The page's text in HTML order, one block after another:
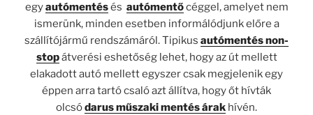
egyautómentésés autómentőcéggel, amelyet nem
ismerünk, minden esetben informálódjunk előre a
szállítójármű rendszámáról. Tipikus autómentés non-
stopátverési eshetőség lehet, hogy az út mellett
elakadott autó mellett egyszer csak megjelenik egy
éppen arra tartó csaló azt állítva, hogy őt hívták
olcsódarus műszaki mentés árak hívén.